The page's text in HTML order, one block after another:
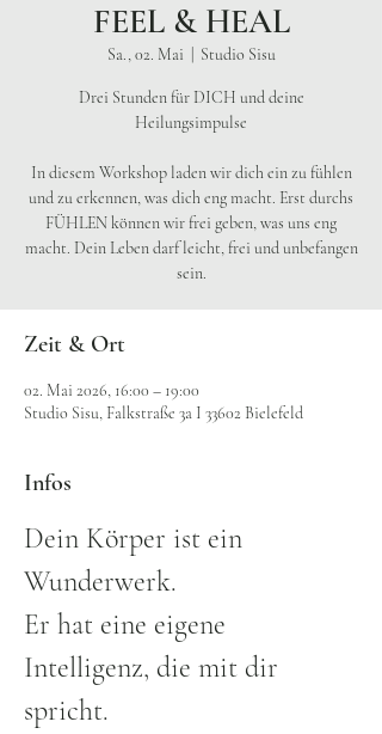
FEEL & HEAL
Sa., 02. Mai Studio Sisu
Drei Stunden für DICH und deine
Heilungsimpulse
In diesem Workshop laden wir dich ein zu fühlen
und zu erkennen, was dich eng macht. Erst durchs
FÜHLEN können wir frei geben, was uns eng
macht. Dein Leben darf leicht, frei und unbefangen
sein.
Zeit & Ort
02. Mai 2026, 16:00 – 19:00
Studio Sisu, Falkstraße 3a I 33602 Bielefeld
Infos
Dein Körper ist ein
Wunderwerk.
Er hat eine eigene
Intelligenz, die mit dir
spricht.